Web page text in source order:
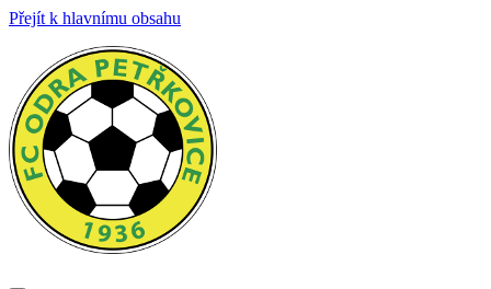
Přejít k hlavnímu obsahu